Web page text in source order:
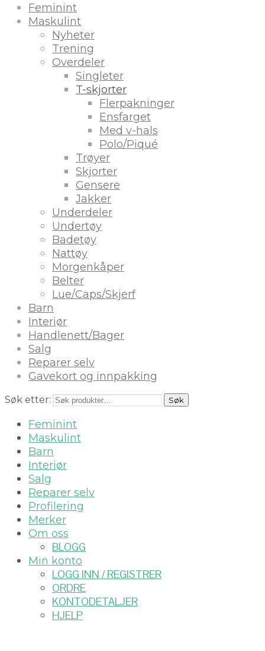
Feminint
Maskulint
Nyheter
Trening
Overdeler
Singleter
T-skjorter
Flerpakninger
Ensfarget
Med v-hals
Polo/Piqué
Trøyer
Skjorter
Gensere
Jakker
Underdeler
Undertøy
Badetøy
Nattøy
Morgenkåper
Belter
Lue/Caps/Skjerf
Barn
Interiør
Handlenett/Bager
Salg
Reparer selv
Gavekort og innpakking
Søk etter: Søk
Feminint
Maskulint
Barn
Interiør
Salg
Reparer selv
Profilering
Merker
Om oss
BLOGG
Min konto
LOGG INN / REGISTRER
ORDRE
KONTODETALJER
HJELP